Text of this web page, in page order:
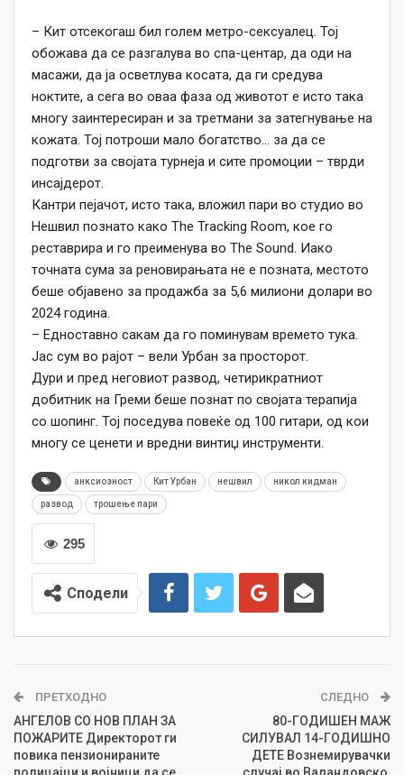
– Кит отсекогаш бил голем метро-сексуалец. Тој
обожава да се разгалува во спа-центар, да оди на
масажи, да ја осветлува косата, да ги средува
ноктите, а сега во оваа фаза од животот е исто така
многу заинтересиран и за третмани за затегнување на
кожата. Тој потроши мало богатство… за да се
подготви за својата турнеја и сите промоции – тврди
инсајдерот.
Кантри пејачот, исто така, вложил пари во студио во
Нешвил познато како The Tracking Room, кое го
реставрира и го преименува во The Sound. Иако
точната сума за реновирањата не е позната, местото
беше објавено за продажба за 5,6 милиони долари во
2024 година.
– Едноставно сакам да го поминувам времето тука.
Јас сум во рајот – вели Урбан за просторот.
Дури и пред неговиот развод, четирикратниот
добитник на Греми беше познат по својата терапија
со шопинг. Тој поседува повеќе од 100 гитари, од кои
многу се ценети и вредни винтиџ инструменти.
анксиозност Кит Урбан нешвил никол кидман
развод трошење пари
295
Сподели
ПРЕТХОДНО
АНГЕЛОВ СО НОВ ПЛАН ЗА
ПОЖАРИТЕ Директорот ги
повика пензионираните
полицајци и војници да се
СЛЕДНО
80-ГОДИШЕН МАЖ
СИЛУВАЛ 14-ГОДИШНО
ДЕТЕ Вознемирувачки
случај во Валандовско,